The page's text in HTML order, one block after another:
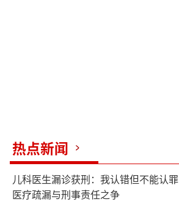
热点新闻
儿科医生漏诊获刑：我认错但不能认罪
医疗疏漏与刑事责任之争